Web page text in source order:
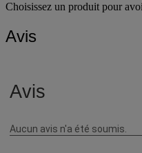
Choisissez un produit pour
Avis